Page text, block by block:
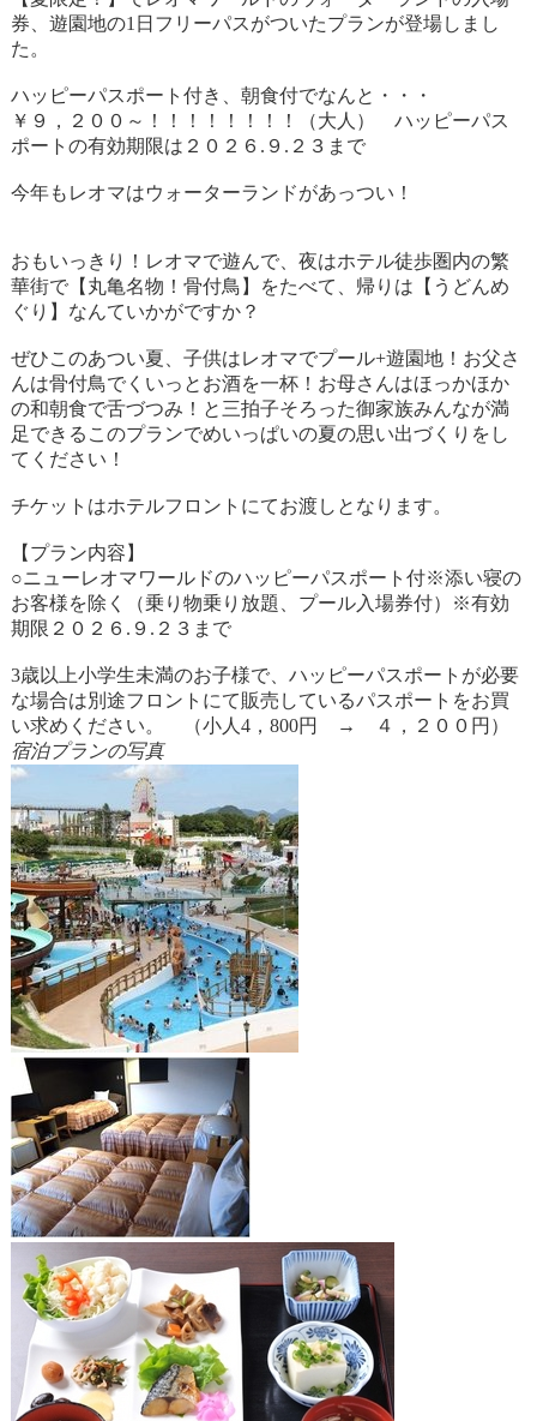
券、遊園地の1日フリーパスがついたプランが登場しまし
た。
ハッピーパスポート付き、朝食付でなんと・・・
￥９，２００～！！！！！！！！（大人） ハッピーパス
ポートの有効期限は２０２６.９.２３まで
今年もレオマはウォーターランドがあっつい！
おもいっきり！レオマで遊んで、夜はホテル徒歩圏内の繁
華街で【丸亀名物！骨付鳥】をたべて、帰りは【うどんめ
ぐり】なんていかがですか？
ぜひこのあつい夏、子供はレオマでプール+遊園地！お父さ
んは骨付鳥でくいっとお酒を一杯！お母さんはほっかほか
の和朝食で舌づつみ！と三拍子そろった御家族みんなが満
足できるこのプランでめいっぱいの夏の思い出づくりをし
てください！
チケットはホテルフロントにてお渡しとなります。
【プラン内容】
○ニューレオマワールドのハッピーパスポート付※添い寝の
お客様を除く（乗り物乗り放題、プール入場券付）※有効
期限２０２６.９.２３まで
3歳以上小学生未満のお子様で、ハッピーパスポートが必要
な場合は別途フロントにて販売しているパスポートをお買
い求めください。 （小人4，800円 → ４，２００円）
宿泊プランの写真